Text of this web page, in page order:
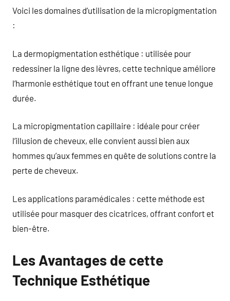
Voici les domaines d’utilisation de la micropigmentation
:
La dermopigmentation esthétique : utilisée pour
redessiner la ligne des lèvres, cette technique améliore
l’harmonie esthétique tout en offrant une tenue longue
durée.
La micropigmentation capillaire : idéale pour créer
l’illusion de cheveux, elle convient aussi bien aux
hommes qu’aux femmes en quête de solutions contre la
perte de cheveux.
Les applications paramédicales : cette méthode est
utilisée pour masquer des cicatrices, offrant confort et
bien-être.
Les Avantages de cette
Technique Esthétique